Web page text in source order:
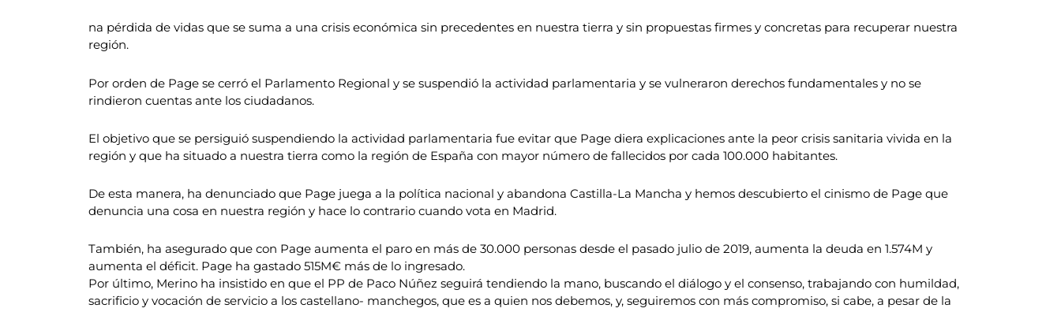
na pérdida de vidas que se suma a una crisis económica sin precedentes en nuestra tierra y sin propuestas firmes y concretas para recuperar nuestra
región.
Por orden de Page se cerró el Parlamento Regional y se suspendió la actividad parlamentaria y se vulneraron derechos fundamentales y no se
rindieron cuentas ante los ciudadanos.
El objetivo que se persiguió suspendiendo la actividad parlamentaria fue evitar que Page diera explicaciones ante la peor crisis sanitaria vivida en la
región y que ha situado a nuestra tierra como la región de España con mayor número de fallecidos por cada 100.000 habitantes.
De esta manera, ha denunciado que Page juega a la política nacional y abandona Castilla-La Mancha y hemos descubierto el cinismo de Page que
denuncia una cosa en nuestra región y hace lo contrario cuando vota en Madrid.
También, ha asegurado que con Page aumenta el paro en más de 30.000 personas desde el pasado julio de 2019, aumenta la deuda en 1.574M y
aumenta el déficit. Page ha gastado 515M€ más de lo ingresado.
Por último, Merino ha insistido en que el PP de Paco Núñez seguirá tendiendo la mano, buscando el diálogo y el consenso, trabajando con humildad,
sacrificio y vocación de servicio a los castellano- manchegos, que es a quien nos debemos, y, seguiremos con más compromiso, si cabe, a pesar de la